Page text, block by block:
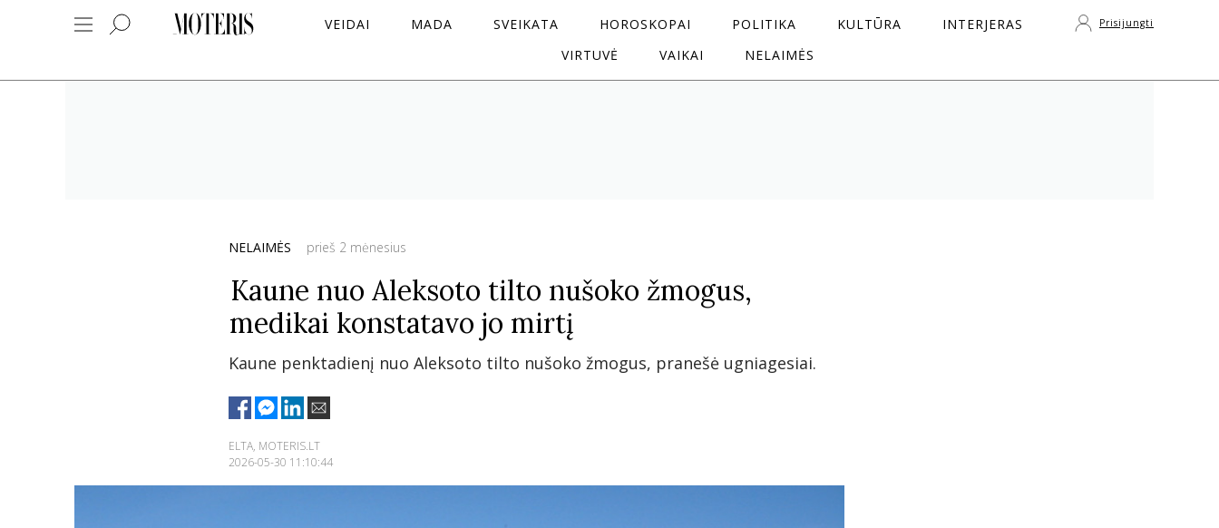
VEIDAI MADA SVEIKATA HOROSKOPAI POLITIKA KULTŪRA
INTERJERAS
VIRTUVĖ
VAIKAI NELAIMĖS
Prisijungti
NELAIMĖS prieš 2 mėnesius
Kaune nuo Aleksoto tilto nušoko žmogus,
medikai konstatavo jo mirtį
Kaune penktadienį nuo Aleksoto tilto nušoko žmogus, pranešė ugniagesiai.
ELTA, MOTERIS.LT
2026-05-30 11:10:44